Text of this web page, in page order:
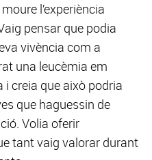
l’experiència
pensar que podia
vivència com a
una leucèmia em
creia que això podria
que haguessin de
Volia oferir
tant vaig valorar durant